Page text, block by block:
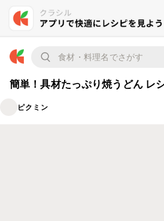
簡単！具材たっぷり焼うどん レ
ピクミン